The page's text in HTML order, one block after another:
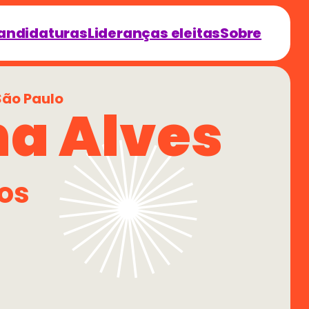
Lideranças eleitasSobre
PauloAlves